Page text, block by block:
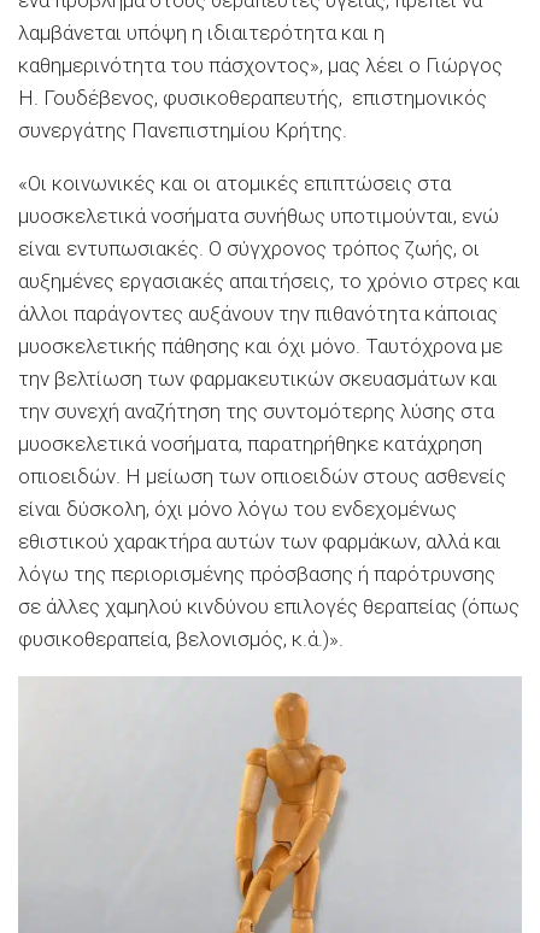
λαμβάνεται υπόψη η ιδιαιτερότητα και η
καθημερινότητα του πάσχοντος», μας λέει ο Γιώργος
Η. Γουδέβενος, φυσικοθεραπευτής, επιστημονικός
συνεργάτης Πανεπιστημίου Κρήτης.
«Οι κοινωνικές και οι ατομικές επιπτώσεις στα
μυοσκελετικά νοσήματα συνήθως υποτιμούνται, ενώ
είναι εντυπωσιακές. Ο σύγχρονος τρόπος ζωής, οι
αυξημένες εργασιακές απαιτήσεις, το χρόνιο στρες και
άλλοι παράγοντες αυξάνουν την πιθανότητα κάποιας
μυοσκελετικής πάθησης και όχι μόνο. Ταυτόχρονα με
την βελτίωση των φαρμακευτικών σκευασμάτων και
την συνεχή αναζήτηση της συντομότερης λύσης στα
μυοσκελετικά νοσήματα, παρατηρήθηκε κατάχρηση
οπιοειδών. Η μείωση των οπιοειδών στους ασθενείς
είναι δύσκολη, όχι μόνο λόγω του ενδεχομένως
εθιστικού χαρακτήρα αυτών των φαρμάκων, αλλά και
λόγω της περιορισμένης πρόσβασης ή παρότρυνσης
σε άλλες χαμηλού κινδύνου επιλογές θεραπείας (όπως
φυσικοθεραπεία, βελονισμός, κ.ά.)».